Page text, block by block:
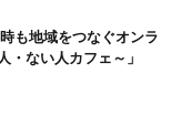
も地域をつなぐオンラ
・ない人カフェ～」